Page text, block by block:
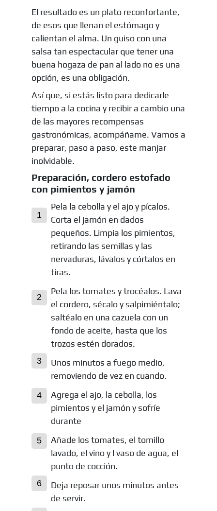
El resultado es un plato reconfortante,
de esos que llenan el estómago y
calientan el alma. Un guiso con una
salsa tan espectacular que tener una
buena hogaza de pan al lado no es una
opción, es una obligación.
Así que, si estás listo para dedicarle
tiempo a la cocina y recibir a cambio una
de las mayores recompensas
gastronómicas, acompáñame. Vamos a
preparar, paso a paso, este manjar
inolvidable.
Preparación, cordero estofado
con pimientos y jamón
Pela la cebolla y el ajo y pícalos.
Corta el jamón en dados
pequeños. Limpia los pimientos,
retirando las semillas y las
nervaduras, lávalos y córtalos en
tiras.
Pela los tomates y trocéalos. Lava
el cordero, sécalo y salpimiéntalo;
saltéalo en una cazuela con un
fondo de aceite, hasta que los
trozos estén dorados.
Unos minutos a fuego medio,
removiendo de vez en cuando.
Agrega el ajo, la cebolla, los
pimientos y el jamón y sofríe
durante
Añade los tomates, el tomillo
lavado, el vino y l vaso de agua, el
punto de cocción.
Deja reposar unos minutos antes
de servir.